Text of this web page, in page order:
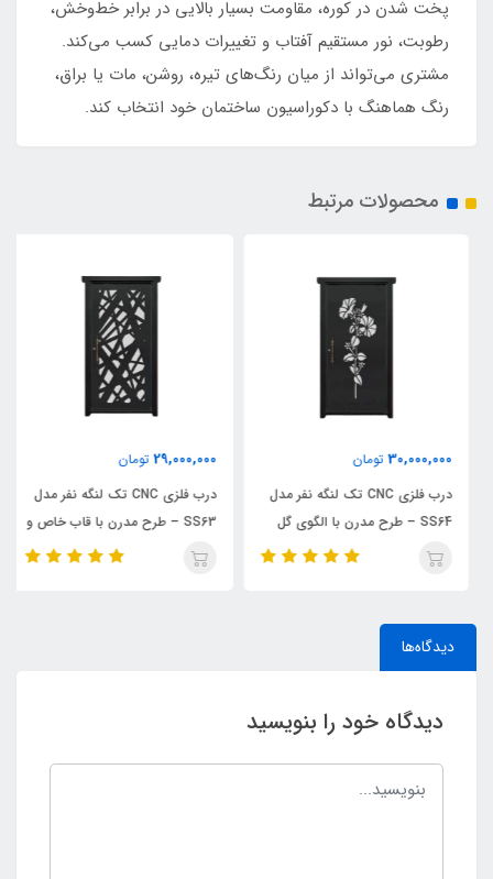
پخت شدن در کوره، مقاومت بسیار بالایی در برابر خط‌وخش،
رطوبت، نور مستقیم آفتاب و تغییرات دمایی کسب می‌کند.
مشتری می‌تواند از میان رنگ‌های تیره، روشن، مات یا براق،
رنگ هماهنگ با دکوراسیون ساختمان خود انتخاب کند.
محصولات مرتبط
30,000,000 تومان
درب فلزی CNC تک لنگه نفر مدل
SS64 – طرح مدرن با الگوی گل
زیبا
29,000,000 تومان
درب فلزی CNC تک لنگه نفر مدل
SS63 – طرح مدرن با قاب خاص و
خطوط مینیمال
دیدگاه‌ها
دیدگاه خود را بنویسید